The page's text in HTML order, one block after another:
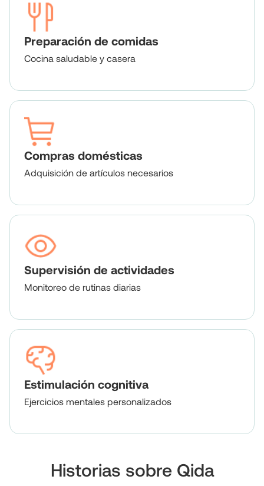
Preparación de comidas
Cocina saludable y casera
Compras domésticas
Adquisición de artículos necesarios
Supervisión de actividades
Monitoreo de rutinas diarias
Estimulación cognitiva
Ejercicios mentales personalizados
Historias sobre Qida